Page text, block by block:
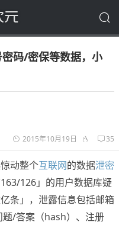
码/密保等数据，小
2015年10月19日 35
动整个互联网的数据泄密
126」的用户数据库疑
条」，泄露信息包括邮箱
题/答案（hash）、注册